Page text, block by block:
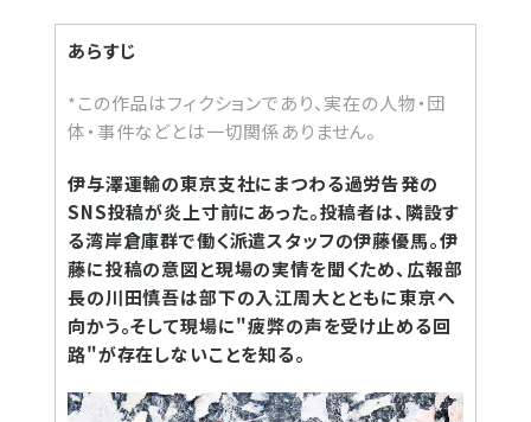
あらすじ
*この作品はフィクションであり、実在の人物・団
体・事件などとは一切関係ありません。
伊与澤運輸の東京支社にまつわる過労告発の
SNS投稿が炎上寸前にあった。投稿者は、隣設す
る湾岸倉庫群で働く派遣スタッフの伊藤優馬。伊
藤に投稿の意図と現場の実情を聞くため、広報部
長の川田慎吾は部下の入江周大とともに東京へ
向かう。そして現場に"疲弊の声を受け止める回
路"が存在しないことを知る。